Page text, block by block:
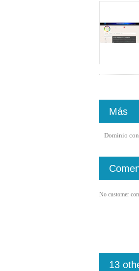
Más
Dominio
No customer
13